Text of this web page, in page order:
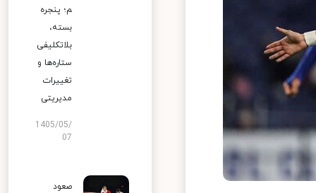
م؛ پنجره
بسته،
بلاتکلیفی
ستاره‌ها و
تغییرات
مدیریتی
1405/05/
07
صعود